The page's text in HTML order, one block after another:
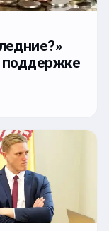
поддержке